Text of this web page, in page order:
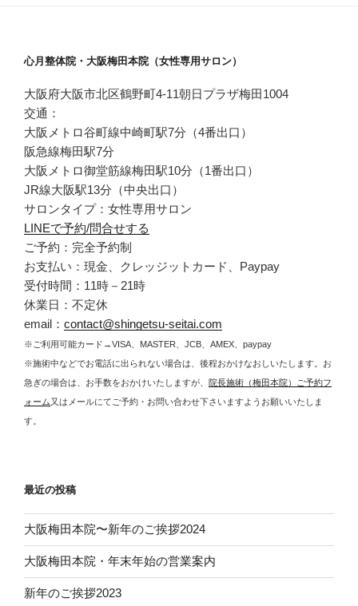
心月整体院・大阪梅田本院（女性専用サロン）
大阪府大阪市北区鶴野町4-11朝日プラザ梅田1004
交通：
大阪メトロ谷町線中崎町駅7分（4番出口）
阪急線梅田駅7分
大阪メトロ御堂筋線梅田駅10分（1番出口）
JR線大阪駅13分（中央出口）
サロンタイプ：女性専用サロン
LINEで予約/問合せする
ご予約：完全予約制
お支払い：現金、クレッジットカード、Paypay
受付時間：11時－21時
休業日：不定休
email： contact@shingetsu-seitai.com
※ご利用可能カード→VISA、MASTER、JCB、AMEX、paypay
※施術中などでお電話に出られない場合は、後程おかけなおしいたします。お
急ぎの場合は、お手数をおかけいたしますが、 院長施術（梅田本院）ご予約フ
ォーム又はメールにてご予約・お問い合わせ下さいますようお願いいたしま
す。
最近の投稿
大阪梅田本院〜新年のご挨拶2024
大阪梅田本院・年末年始の営業案内
新年のご挨拶2023